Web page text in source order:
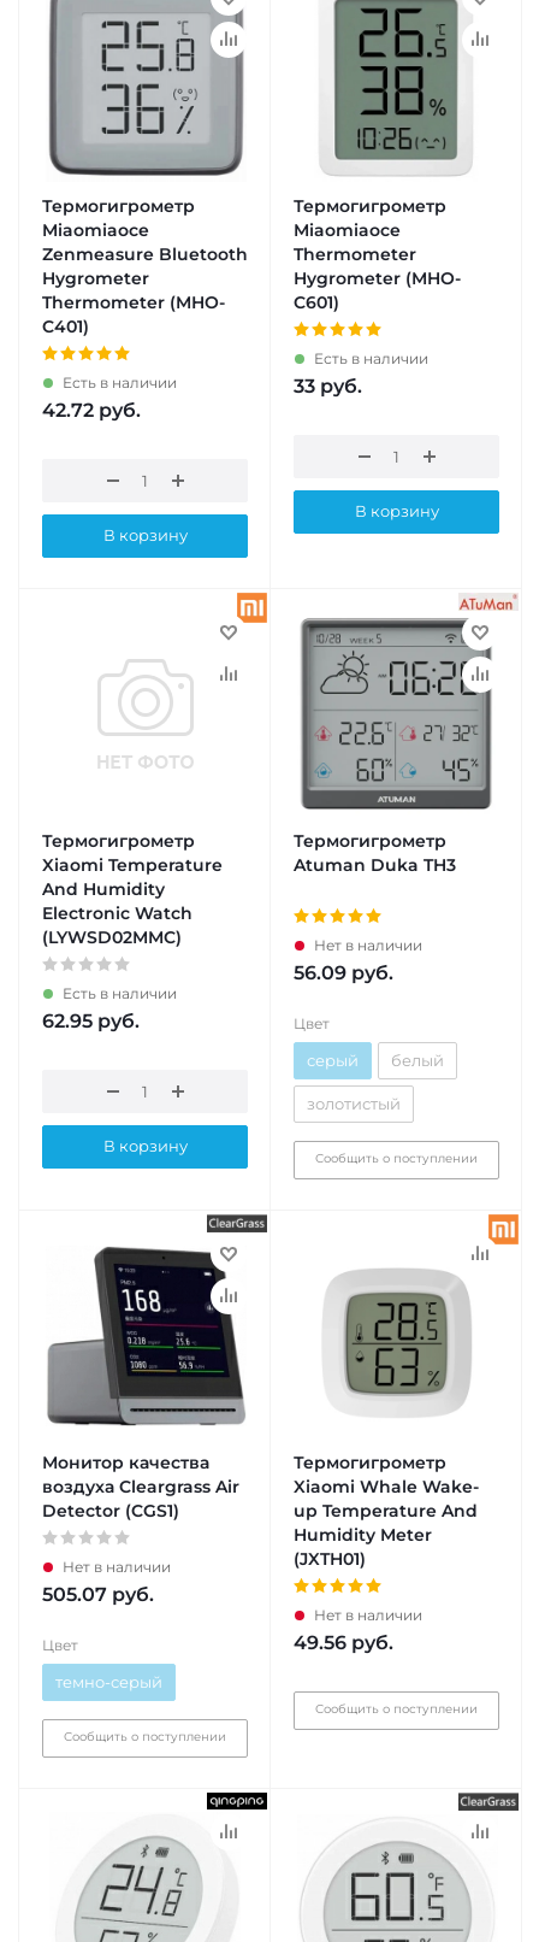
Термогигрометр
Miaomiaoce
Zenmeasure Bluetooth
Hygrometer
Thermometer (MHO-
C401)
Есть в наличии
42.72 руб.
В корзину
Термогигрометр
Miaomiaoce
Thermometer
Hygrometer (MHO-
C601)
Есть в наличии
33 руб.
В корзину
Термогигрометр
Xiaomi Temperature
And Humidity
Electronic Watch
(LYWSD02MMC)
Есть в наличии
62.95 руб.
В корзину
Термогигрометр
Atuman Duka TH3
Нет в наличии
56.09 руб.
Цвет
серый белый
золотистый
Сообщить о поступлении
Монитор качества
воздуха Cleargrass Air
Detector (CGS1)
Нет в наличии
505.07 руб.
Цвет
темно-серый
Сообщить о поступлении
Термогигрометр
Xiaomi Whale Wake-
up Temperature And
Humidity Meter
(JXTH01)
Нет в наличии
49.56 руб.
Сообщить о поступлении